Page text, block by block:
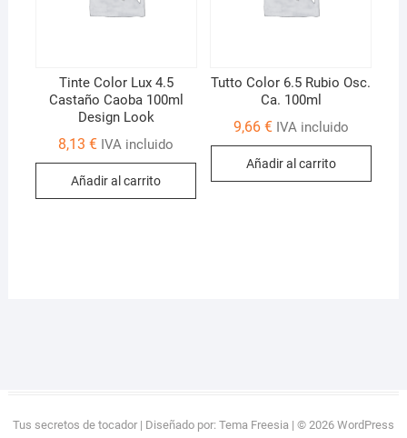
Tinte Color Lux 4.5
Castaño Caoba 100ml
Design Look
8,13€ IVA incluido
Añadir al carrito
Tutto Color 6.5 Rubio Osc.
Ca. 100ml
9,66 € IVA incluido
Añadir al carrito
Tus secretos de tocador| Diseñado por: Tema Freesia| © 2026 WordPress